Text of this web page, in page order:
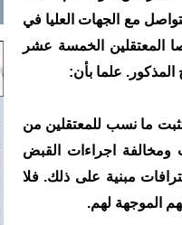
مع الجهات العليا في
المعتقلين الخمسة عشر
علما بأن:
ما نسب للمعتقلين من
ومخالفة اجراءات القبض
مبنية على ذلك. فلا
الموجهة لهم.